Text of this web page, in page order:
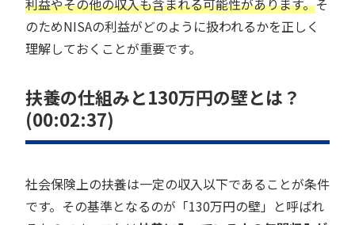
利益やその他の収入も含まれる可能性があります。そ
のためNISAの利益がどのように扱われるかを正しく
理解しておくことが重要です。
扶養の仕組みと130万円の壁とは？
(00:02:37)
社会保険上の扶養は一定の収入以下であることが条件
です。その基準となるのが「130万円の壁」と呼ばれ